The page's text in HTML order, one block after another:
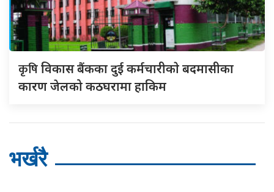
कृषिविकास बैंकका दुई कर्मचारीकाे बदमासीका
कारण जेलको कठघरामा हाकिम
भर्खरै